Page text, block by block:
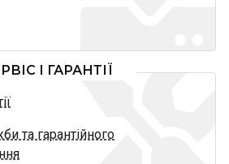
І ГАРАНТІЇ
та гарантійного